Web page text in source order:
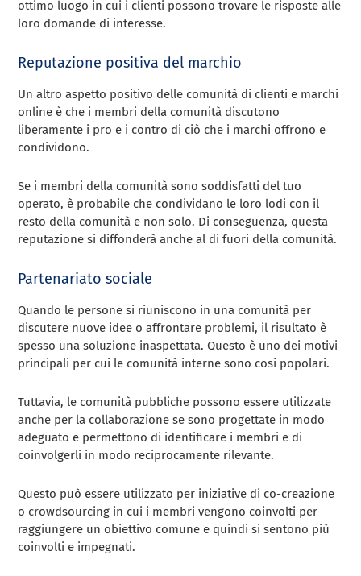
ottimo luogo in cui i clienti possono trovare le risposte alle
loro domande di interesse.
Reputazione positiva del marchio
Un altro aspetto positivo delle comunità di clienti e marchi
online è che i membri della comunità discutono
liberamente i pro e i contro di ciò che i marchi offrono e
condividono.
Se i membri della comunità sono soddisfatti del tuo
operato, è probabile che condividano le loro lodi con il
resto della comunità e non solo. Di conseguenza, questa
reputazione si diffonderà anche al di fuori della comunità.
Partenariato sociale
Quando le persone si riuniscono in una comunità per
discutere nuove idee o affrontare problemi, il risultato è
spesso una soluzione inaspettata. Questo è uno dei motivi
principali per cui le comunità interne sono così popolari.
Tuttavia, le comunità pubbliche possono essere utilizzate
anche per la collaborazione se sono progettate in modo
adeguato e permettono di identificare i membri e di
coinvolgerli in modo reciprocamente rilevante.
Questo può essere utilizzato per iniziative di co-creazione
o crowdsourcing in cui i membri vengono coinvolti per
raggiungere un obiettivo comune e quindi si sentono più
coinvolti e impegnati.